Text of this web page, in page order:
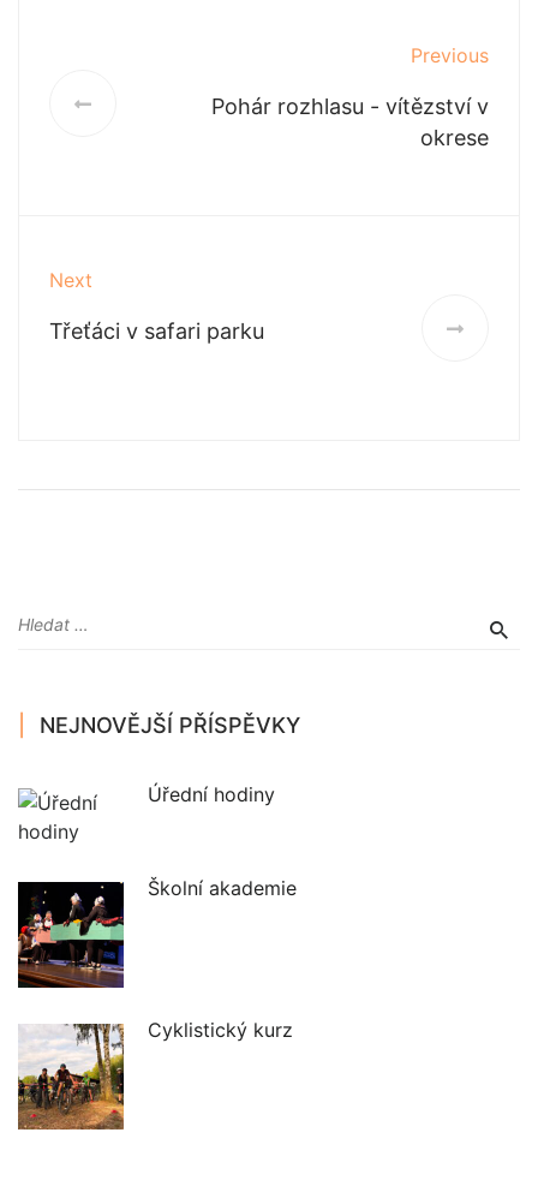
Previous
Pohár rozhlasu - vítězství v
okrese
Next
Třeťáci v safari parku
NEJNOVĚJŠÍ PŘÍSPĚVKY
Úřední hodiny
Školní akademie
Cyklistický kurz